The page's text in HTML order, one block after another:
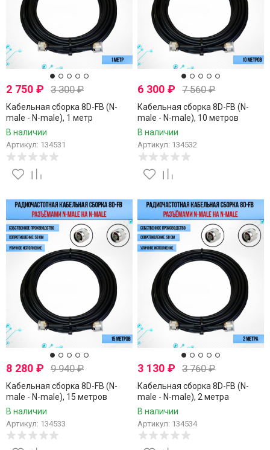
2 750 ₽ 3 300₽
Кабельная сборка 8D-FB (N-
male - N-male), 1 метр
В наличии
Артикул: 134531
6 300₽ 7 560₽
Кабельная сборка 8D-FB (N-
male - N-male), 10 метров
В наличии
Артикул: 134532
8 280 ₽ 9 940₽
Кабельная сборка 8D-FB (N-
male - N-male), 15 метров
В наличии
Артикул: 134533
3 130₽ 3 760₽
Кабельная сборка 8D-FB (N-
male - N-male), 2 метра
В наличии
Артикул: 134534